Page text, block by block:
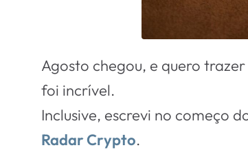
Agosto chegou, e quero
foi incrível.
Inclusive, escrevi no começo
Radar Crypto.